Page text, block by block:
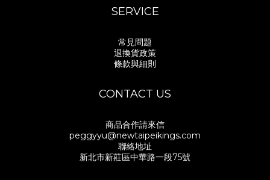
SERVICE
常見問題
退換貨政策
條款與細則
CONTACT US
商品合作請來信
peggyyu@newtaipeikings.com
聯絡地址
新北市新莊區中華路一段75號